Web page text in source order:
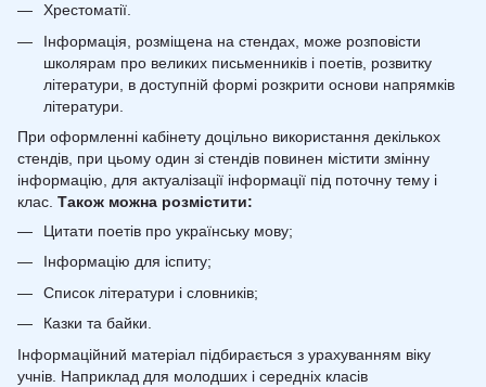
Хрестоматії.
Інформація, розміщена на стендах, може розповісти
школярам про великих письменників і поетів, розвитку
літератури, в доступній формі розкрити основи напрямків
літератури.
При оформленні кабінету доцільно використання декількох
стендів, при цьому один зі стендів повинен містити змінну
інформацію, для актуалізації інформації під поточну тему і
клас. Також можна розмістити:
Цитати поетів про українську мову;
Інформацію для іспиту;
Список літератури і словників;
Казки та байки.
Інформаційний матеріал підбирається з урахуванням віку
учнів. Наприклад для молодших і середніх класів